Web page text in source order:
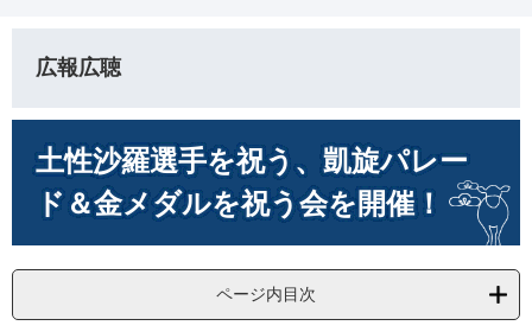
へ
広報広聴
土性沙羅選手を祝う、凱旋パレー
ド＆金メダルを祝う会を開催！
ページ内目次